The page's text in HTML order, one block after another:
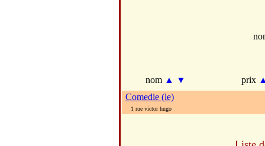
nom ▲ ▼ prix
Comedie (le)
1 rue victor hugo